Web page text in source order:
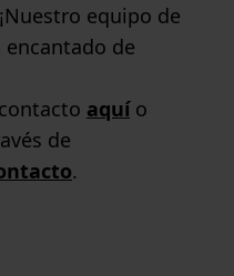
equipo de
de
aquío
de
.